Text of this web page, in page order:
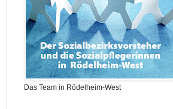
Das Team in Rödelheim-West